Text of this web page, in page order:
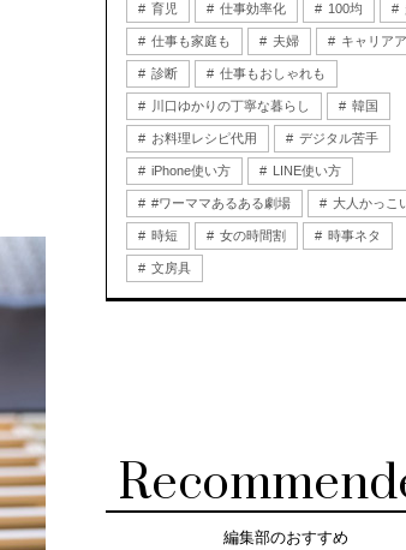
育児 仕事効率化 100均
仕事も家庭も 夫婦 キャリア
診断 仕事もおしゃれも
川口ゆかりの丁寧な暮らし 韓国
お料理レシピ代用 デジタル苦手
iPhone使い方 LINE使い方
#ワーママあるある劇場 大人かっこ
時短 女の時間割 時事ネタ
文房具
編集部のおすすめ